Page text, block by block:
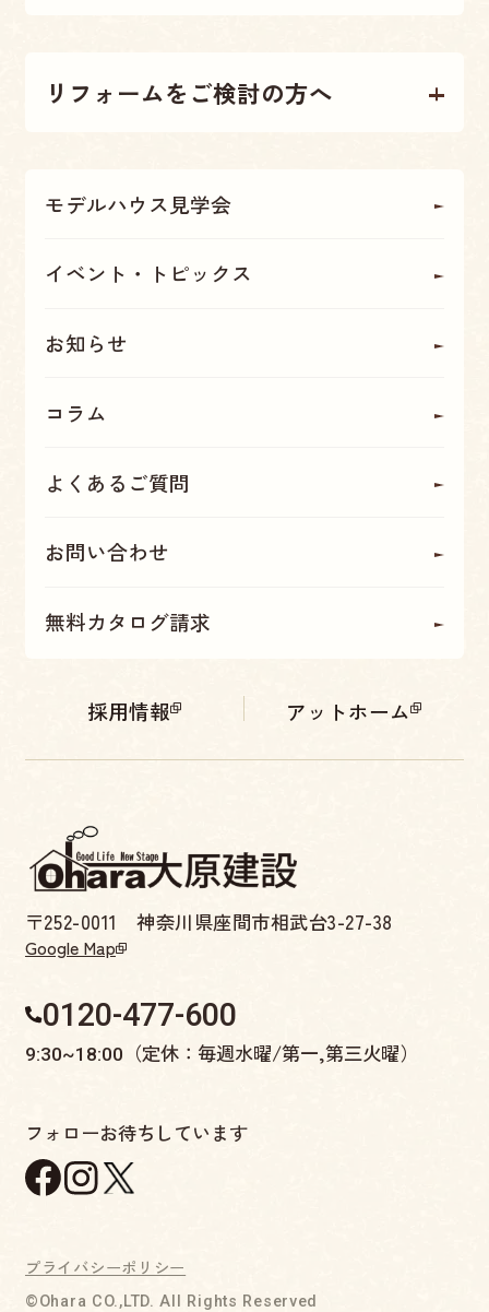
大原建設の家づくり
力
リフォームをご検討の方へ
モデルハウス見学会
イベント・トピックス
お知らせ
コラム
よくあるご質問
お問い合わせ
無料カタログ請求
採用情報 アットホーム
〒252-0011 神奈川県座間市相武台3-27-38
Google Map
0120-477-600
9:30~18:00 （定休：毎週水曜/第一,第三火曜）
フォローお待ちしています
プライバシーポリシー
©Ohara CO.,LTD. All Rights Reserved